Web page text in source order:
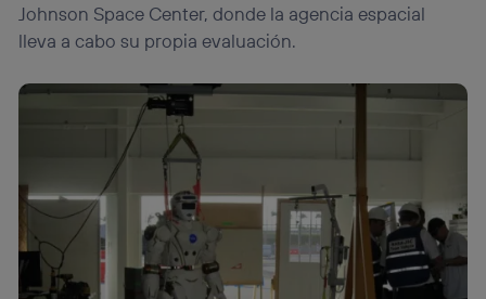
Johnson Space Center, donde la agencia espacial
lleva a cabo su propia evaluación.